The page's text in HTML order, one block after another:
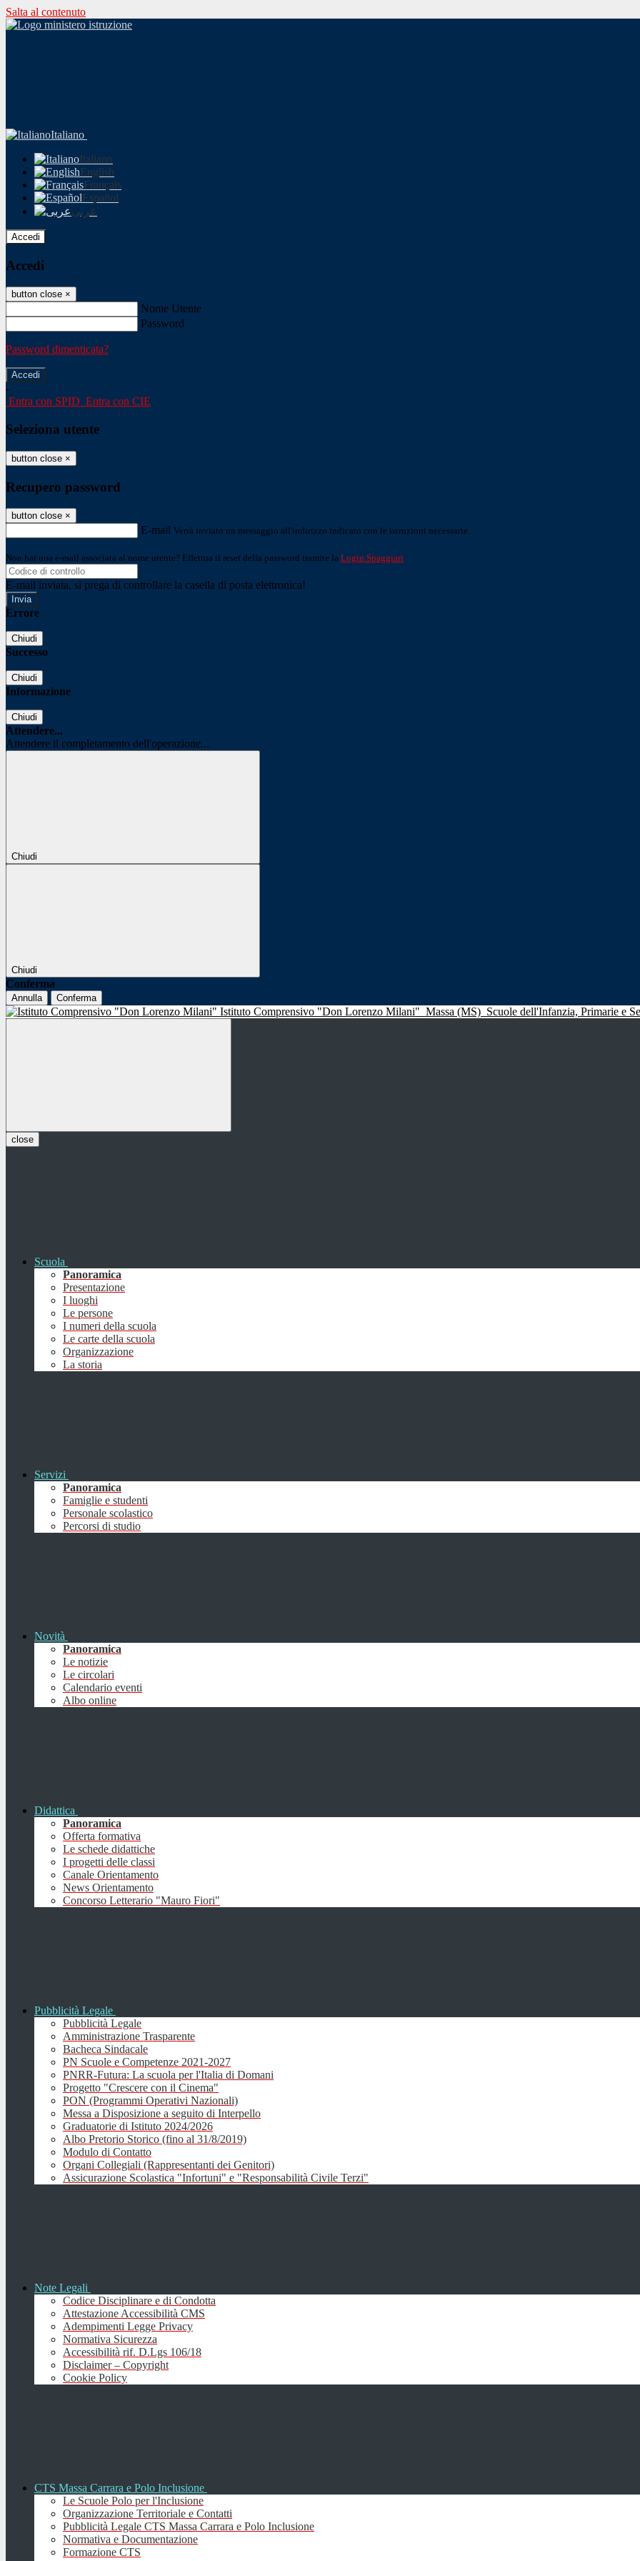
Salta al contenuto
Italiano
Italiano
English
Français
Español
عربى
Accedi
Accedi
button close ×
Nome Utente
Password
Password dimenticata?
-
Entra con SPID Entra con CIE
Seleziona utente
button close ×
Recupero password
button close ×
E-mail Verrà inviato un messaggio all'indirizzo indicato con le istruzioni necessarie.
Non hai una e-mail associata al nome utente? Effettua il reset della password tramite la Login Spaggiari
E-mail inviata, si prega di controllare la casella di posta elettronica!
Errore
Chiudi
Successo
Chiudi
Informazione
Chiudi
Attendere...
Attendere il completamento dell'operazione...
Chiudi
Chiudi
Conferma
Annulla Conferma
Istituto Comprensivo "Don Lorenzo Milani" Massa (MS) Scuole dell'Infanzia, Primarie e
close
Scuola
Panoramica
Presentazione
I luoghi
Le persone
I numeri della scuola
Le carte della scuola
Organizzazione
La storia
Servizi
Panoramica
Famiglie e studenti
Personale scolastico
Percorsi di studio
Novità
Panoramica
Le notizie
Le circolari
Calendario eventi
Albo online
Didattica
Panoramica
Offerta formativa
Le schede didattiche
I progetti delle classi
Canale Orientamento
News Orientamento
Concorso Letterario "Mauro Fiori"
Pubblicità Legale
Pubblicità Legale
Amministrazione Trasparente
Bacheca Sindacale
PN Scuole e Competenze 2021-2027
PNRR-Futura: La scuola per l'Italia di Domani
Progetto "Crescere con il Cinema"
PON (Programmi Operativi Nazionali)
Messa a Disposizione a seguito di Interpello
Graduatorie di Istituto 2024/2026
Albo Pretorio Storico (fino al 31/8/2019)
Modulo di Contatto
Organi Collegiali (Rappresentanti dei Genitori)
Assicurazione Scolastica "Infortuni" e "Responsabilità Civile Terzi"
Note Legali
Codice Disciplinare e di Condotta
Attestazione Accessibilità CMS
Adempimenti Legge Privacy
Normativa Sicurezza
Accessibilità rif. D.Lgs 106/18
Disclaimer – Copyright
Cookie Policy
CTS Massa Carrara e Polo Inclusione
Le Scuole Polo per l'Inclusione
Organizzazione Territoriale e Contatti
Pubblicità Legale CTS Massa Carrara e Polo Inclusione
Normativa e Documentazione
Formazione CTS